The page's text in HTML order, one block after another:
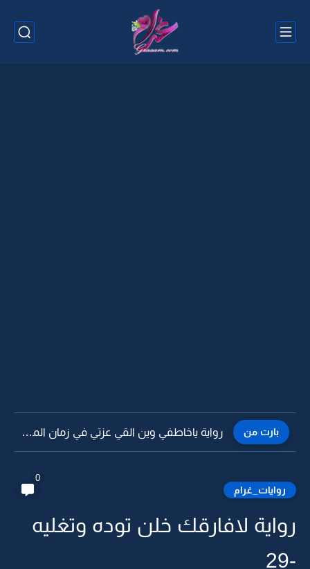
بارت من رواية ياخاطفي وين القي عزتي في زمان المذلة -71
روايات_غرام
0
رواية لافارقك خلن توده وتغليه
-29